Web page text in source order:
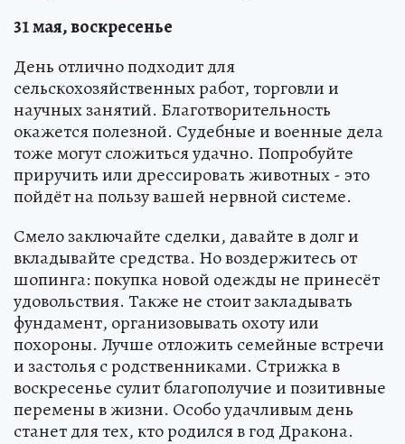
31 мая, воскресенье
День отлично подходит для
сельскохозяйственных работ, торговли и
научных занятий. Благотворительность
окажется полезной. Судебные и военные дела
тоже могут сложиться удачно. Попробуйте
приручить или дрессировать животных - это
пойдёт на пользу вашей нервной системе.
Смело заключайте сделки, давайте в долг и
вкладывайте средства. Но воздержитесь от
шопинга: покупка новой одежды не принесёт
удовольствия. Также не стоит закладывать
фундамент, организовывать охоту или
похороны. Лучше отложить семейные встречи
и застолья с родственниками. Cтрижка в
воскресенье сулит благополучие и позитивные
перемены в жизни. Особо удачливым день
станет для тех, кто родился в год Дракона.